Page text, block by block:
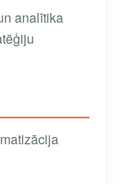
analītika